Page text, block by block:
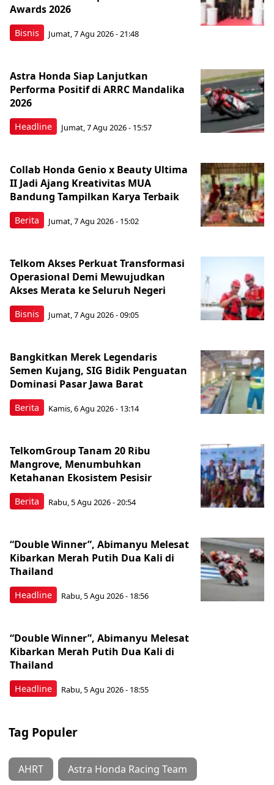
Bisnis
Awards 2026
Jumat, 7 Agu 2026 - 21:48
Headline
Astra Honda Siap Lanjutkan
Performa Positif di ARRC Mandalika
2026
Jumat, 7 Agu 2026 - 15:57
Berita
Collab Honda Genio x Beauty Ultima
II Jadi Ajang Kreativitas MUA
Bandung Tampilkan Karya Terbaik
Jumat, 7 Agu 2026 - 15:02
Bisnis
Telkom Akses Perkuat Transformasi
Operasional Demi Mewujudkan
Akses Merata ke Seluruh Negeri
Jumat, 7 Agu 2026 - 09:05
Berita
Bangkitkan Merek Legendaris
Semen Kujang, SIG Bidik Penguatan
Dominasi Pasar Jawa Barat
Kamis, 6 Agu 2026 - 13:14
Berita
TelkomGroup Tanam 20 Ribu
Mangrove, Menumbuhkan
Ketahanan Ekosistem Pesisir
Rabu, 5 Agu 2026 - 20:54
Headline
“Double Winner”, Abimanyu Melesat
Kibarkan Merah Putih Dua Kali di
Thailand
Rabu, 5 Agu 2026 - 18:56
Headline
“Double Winner”, Abimanyu Melesat
Kibarkan Merah Putih Dua Kali di
Thailand
Rabu, 5 Agu 2026 - 18:55
Tag Populer
AHRT Astra Honda Racing Team